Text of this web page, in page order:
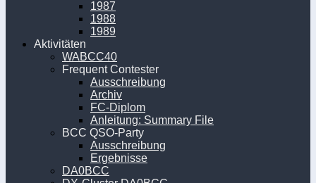
1987
1988
1989
Aktivitäten
WABCC40
Frequent Contester
Ausschreibung
Archiv
FC-Diplom
Anleitung: Summary File
BCC QSO-Party
Ausschreibung
Ergebnisse
DA0BCC